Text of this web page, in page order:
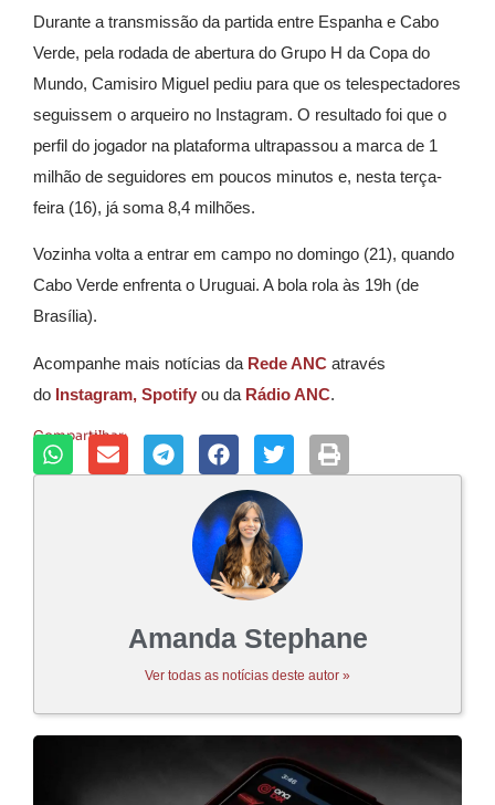
Durante a transmissão da partida entre Espanha e Cabo
Verde, pela rodada de abertura do Grupo H da Copa do
Mundo, Camisiro Miguel pediu para que os telespectadores
seguissem o arqueiro no Instagram. O resultado foi que o
perfil do jogador na plataforma ultrapassou a marca de 1
milhão de seguidores em poucos minutos e, nesta terça-
feira (16), já soma 8,4 milhões.
Vozinha volta a entrar em campo no domingo (21), quando
Cabo Verde enfrenta o Uruguai. A bola rola às 19h (de
Brasília).
Acompanhe mais notícias da Rede ANC através
do Instagram, Spotify ou da Rádio ANC.
Compartilhar:
Amanda Stephane
Ver todas as notícias deste autor »